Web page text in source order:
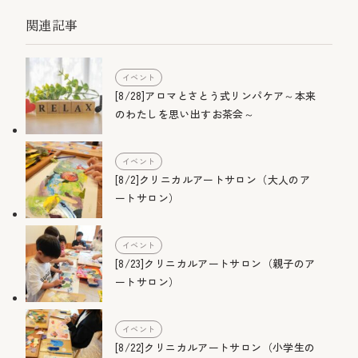
関連記事
イベント
[8/28]アロマとさとう式リンパケア～本来
のわたしを思い出すお茶会～
イベント
[8/2]クリニカルアートサロン（大人のア
ートサロン）
イベント
[8/23]クリニカルアートサロン（親子のア
ートサロン）
イベント
[8/22]クリニカルアートサロン（小学生の